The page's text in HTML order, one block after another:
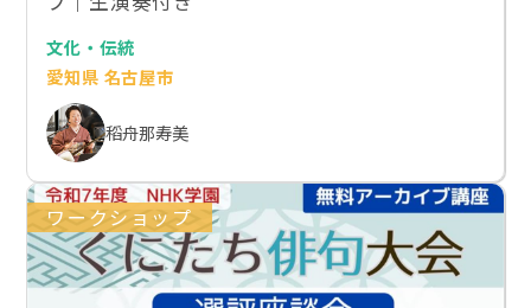
文化・伝統
愛知県 名古屋市
稻舟那寿美
ワークショップ